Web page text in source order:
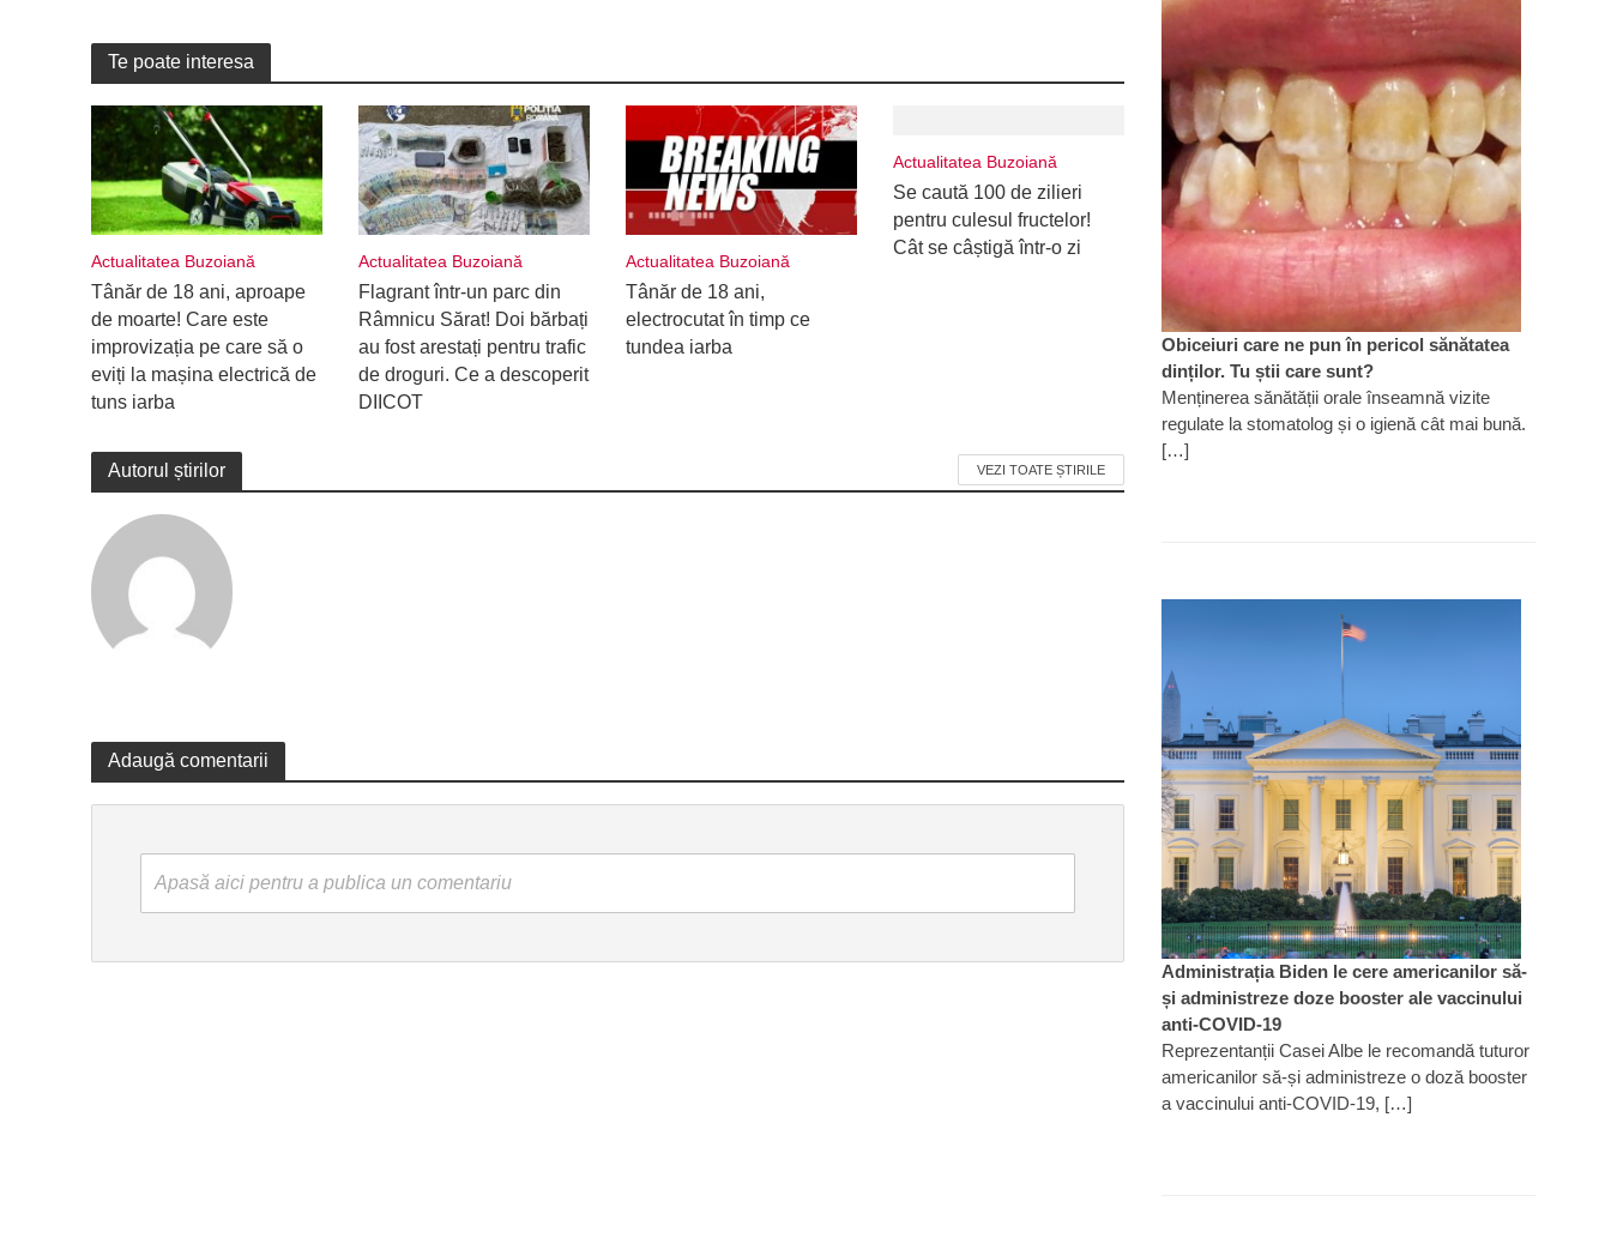
Te poate interesa
Actualitatea Buzoiană
Tânăr de 18 ani, aproape
de moarte! Care este
improvizația pe care să o
eviți la mașina electrică de
tuns iarba
Actualitatea Buzoiană
Flagrant într-un parc din
Râmnicu Sărat! Doi bărbați
au fost arestați pentru trafic
de droguri. Ce a descoperit
DIICOT
Actualitatea Buzoiană
Tânăr de 18 ani,
electrocutat în timp ce
tundea iarba
Actualitatea Buzoiană
Se caută 100 de zilieri
pentru culesul fructelor!
Cât se câștigă într-o zi
Autorul știrilor VEZI TOATE ȘTIRILE
Adaugă comentarii
Apasă aici pentru a publica un comentariu
Obiceiuri care ne pun în pericol sănătatea
dinților. Tu știi care sunt?
Menținerea sănătății orale înseamnă vizite
regulate la stomatolog și o igienă cât mai bună.
[…]
Administrația Biden le cere americanilor să-
și administreze doze booster ale vaccinului
anti-COVID-19
Reprezentanții Casei Albe le recomandă tuturor
americanilor să-și administreze o doză booster
a vaccinului anti-COVID-19, […]